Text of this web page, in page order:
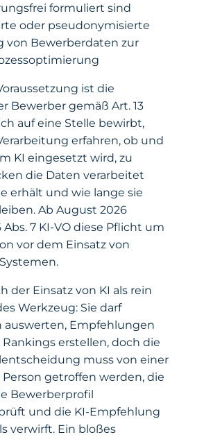
formuliert sind
oder pseudonymisierte
von Bewerberdaten zur
ist die
Bewerber gemäß Art. 13
auf eine Stelle bewirbt,
erfahren, ob und
KI eingesetzt wird, zu
die Daten verarbeitet
erhält und wie lange sie
Ab August 2026
7 KI-VO diese Pflicht um
vor dem Einsatz von
der Einsatz von KI als rein
Werkzeug: Sie darf
auswerten, Empfehlungen
erstellen, doch die
muss von einer
getroffen werden, die
Bewerberprofil
und die KI-Empfehlung
verwirft. Ein bloßes